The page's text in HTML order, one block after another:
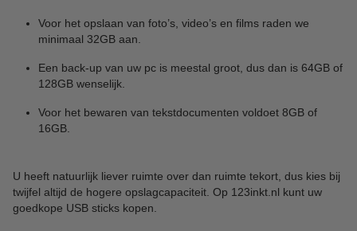
Voor het opslaan van foto’s, video’s en films raden we
minimaal 32GB aan.
Een back-up van uw pc is meestal groot, dus dan is 64GB of
128GB wenselijk.
Voor het bewaren van tekstdocumenten voldoet 8GB of
16GB.
U heeft natuurlijk liever ruimte over dan ruimte tekort, dus kies bij
twijfel altijd de hogere opslagcapaciteit. Op 123inkt.nl kunt uw
goedkope USB sticks kopen.